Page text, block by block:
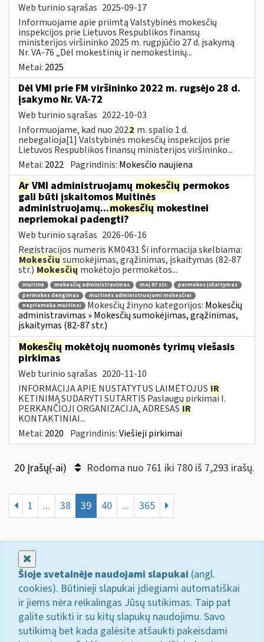
Web turinio sąrašas 2025-09-17
Informuojame apie priimtą Valstybinės mokesčių
inspekcijos prie Lietuvos Respublikos finansų
ministerijos viršininko 2025 m. rugpjūčio 27 d. įsakymą
Nr. VA-76 „Dėl mokestinių ir nemokestinių...
Metai: 2025
Dėl VMI prie FM viršininko 2022 m. rugsėjo 28 d.
įsakymo Nr. VA-72
Web turinio sąrašas 2022-10-03
Informuojame, kad nuo 2022 m. spalio 1 d.
nebegalioja[1] Valstybinės mokesčių inspekcijos prie
Lietuvos Respublikos finansų ministerijos viršininko...
Metai: 2022 Pagrindinis: Mokesčio naujiena
Ar VMI administruojamų mokesčių permokos
gali būti įskaitomos Muitinės
administruojamų...mokesčių mokestinei
nepriemokai padengti?
Web turinio sąrašas 2026-06-16
Registracijos numeris KM0431 Ši informacija skelbiama:
Mokesčių sumokėjimas, grąžinimas, įskaitymas (82-87
str.)Mokesčių mokėtojo permokėtos...
muitinė mokesčių administravimas maį 87 str.
permokos įskaitymas
permokos dengimas
muitinės administruojami mokesčiai
nepriemoka muitinei
Mokesčių žinyno kategorijos: Mokesčių
administravimas » Mokesčių sumokėjimas, grąžinimas,
įskaitymas (82-87 str.)
Mokesčių mokėtojų nuomonės tyrimų viešasis
pirkimas
Web turinio sąrašas 2020-11-10
INFORMACIJA APIE NUSTATYTUS LAIMĖTOJUS IR
KETINIMĄ SUDARYTI SUTARTIS Paslaugų pirkimai I.
PERKANČIOJI ORGANIZACIJA, ADRESAS IR
KONTAKTINIAI...
Metai: 2020 Pagrindinis:Viešieji pirkimai
20 Įrašų(-ai) Rodoma nuo 761 iki 780 iš 7,293 irašų.
1 ... 38 39 40 ... 365
Šioje svetainėje naudojami slapukai (angl.
cookies). Būtinieji slapukai įdiegiami automatiškai
ir jiems nėra reikalingas Jūsų sutikimas. Taip pat
galite sutikti ir su kitų slapukų naudojimu. Savo
sutikimą bet kada galėsite atšaukti pakeisdami